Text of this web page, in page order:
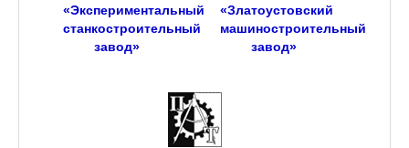
«Экспериментальный
станкостроительный
завод»
«Златоустовский
машиностроительный
завод»